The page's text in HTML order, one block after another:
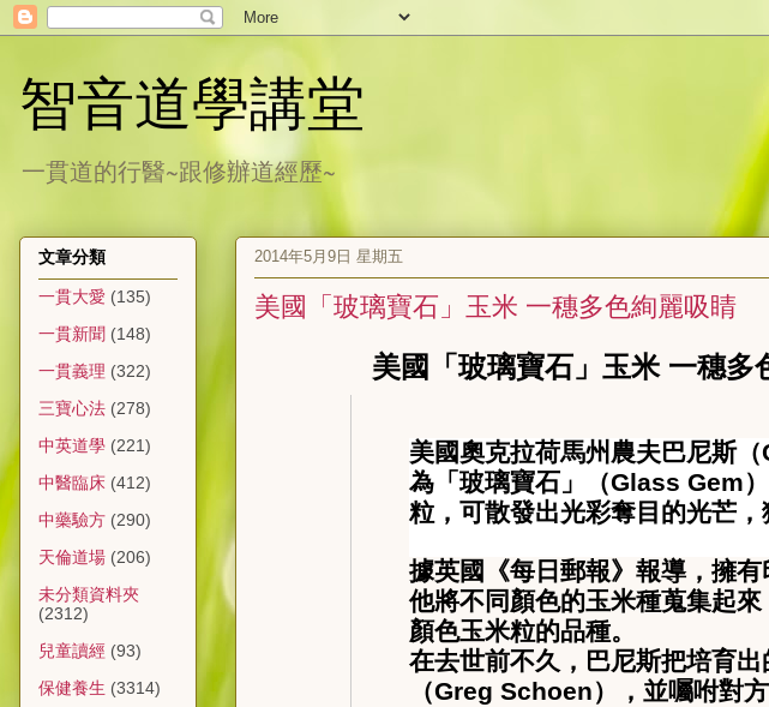
智音道學講堂
一貫道的行醫~跟修辦道經歷~
2014年5月9日 星期五
美國「玻璃寶石」玉米 一穗多色絢麗吸睛
美國「玻璃寶石」玉米 一穗多
美國奧克拉荷馬州農夫巴尼斯（
為「玻璃寶石」（Glass Gem
粒，可散發出光彩奪目的光芒，
據英國《每日郵報》報導，擁
他將不同顏色的玉米種蒐集起
顏色玉米粒的品種。
在去世前不久，巴尼斯把培育
（Greg Schoen），並囑咐對
文章分類
一貫大愛 (135)
一貫新聞 (148)
一貫義理 (322)
三寶心法 (278)
中英道學 (221)
中醫臨床 (412)
中藥驗方 (290)
天倫道場 (206)
未分類資料夾
(2312)
兒童讀經 (93)
保健養生 (3314)